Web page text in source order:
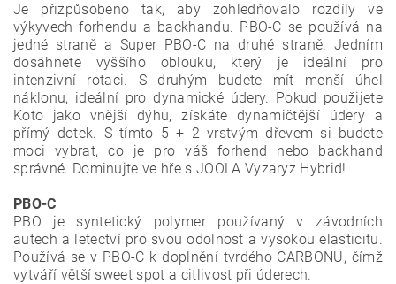
Je přizpůsobeno tak, aby zohledňovalo rozdíly ve
výkyvech forhendu a backhandu. PBO-C se používá na
jedné straně a Super PBO-C na druhé straně. Jedním
dosáhnete vyššího oblouku, který je ideální pro
intenzivní rotaci. S druhým budete mít menší úhel
náklonu, ideální pro dynamické údery. Pokud použijete
Koto jako vnější dýhu, získáte dynamičtější údery a
přímý dotek. S tímto 5 + 2 vrstvým dřevem si budete
moci vybrat, co je pro váš forhend nebo backhand
správné. Dominujte ve hře s JOOLA Vyzaryz Hybrid!
PBO-C
PBO je syntetický polymer používaný v závodních
autech a letectví pro svou odolnost a vysokou elasticitu.
Používá se v PBO-C k doplnění tvrdého CARBONU, čímž
vytváří větší sweet spot a citlivost při úderech.